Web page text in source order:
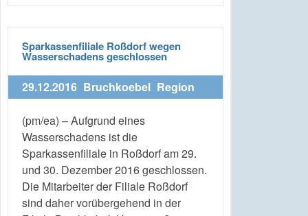
Sparkassenfiliale Roßdorf wegen
Wasserschadens geschlossen
29.12.2016 Bruchkoebel Region
(pm/ea) – Aufgrund eines
Wasserschadens ist die
Sparkassenfiliale in Roßdorf am 29.
und 30. Dezember 2016 geschlossen.
Die Mitarbeiter der Filiale Roßdorf
sind daher vorübergehend in der